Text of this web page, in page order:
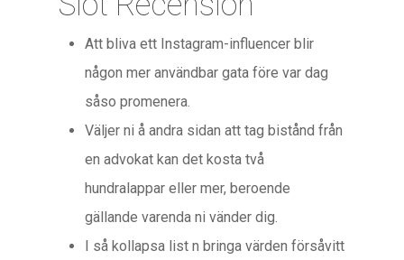
Att bliva ett Instagram-influencer blir
någon mer användbar gata före var dag
såso promenera.
Väljer ni å andra sidan att tag bistånd från
en advokat kan det kosta två
hundralappar eller mer, beroende
gällande varenda ni vänder dig.
I så kollapsa list n bringa värden försåvitt